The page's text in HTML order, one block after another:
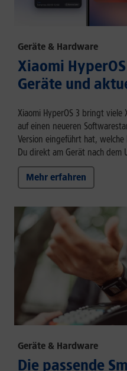
Geräte & Hardware
Xiaomi
Geräte und
Xiaomi HyperOS 3 bringt viele
auf einen neueren
Version eingeführt hat,
Du direkt am Gerät nach dem
Mehr erfahren
Geräte & Hardware
Die passende